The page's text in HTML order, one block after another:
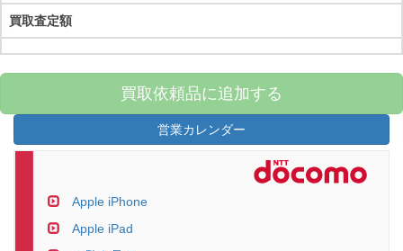
買取査定額
買取依頼品に追加する
営業カレンダー
Apple iPhone
Apple iPad